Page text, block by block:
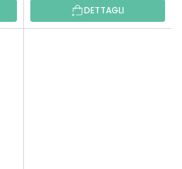
DETTAGLI